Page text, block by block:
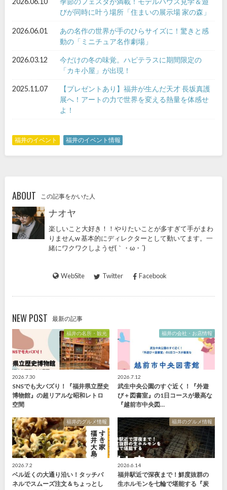
びが同時に叶う場所「住まいの展示場 家の森」
2026.06.01
あの名作の世界が手のひらサイズに！驚きと感
動の「ミニチュア名作劇場」
2026.03.12
今だけの冬の味覚。ハピテラスに期間限定の
「カキ小屋」が出現！
2025.11.07
【プレゼントあり】福井が生んだ天才 長坂真護
展へ！アートの力で世界を変える熱量を体感せ
よ！
福井のイベント 福井のイベント情報
ABOUT この記事をかいた人
ナオヤ
楽しいこと大好き！！やりたいことが多すぎて手がまわ
りませんw 基本的にディレクターとして動いてます。一
緒にワクワクしようぜ(｀・ω・´)
WebSite Twitter Facebook
NEW POST 最新の記事
福井の名所・観光
2026.7.30
SNSでも大バズり！『福井県立歴史
博物館』の超リアルな昭和レトロ
空間
福井の会社・お店情報
2026.7.12
武生中央公園のすぐ近く！『外遊
び＋図書室』の1日コースが最高な
『越前市中央図…
福井のグルメ情報
2026.7.2
ベル近くの大通り沿い！タッチパ
ネルでスムーズ注文＆ちょっとし
福井のグルメ情報
2026.6.14
福井駅近で深夜まで！鮮度抜群の
生ホルモンを七輪で堪能する『炭